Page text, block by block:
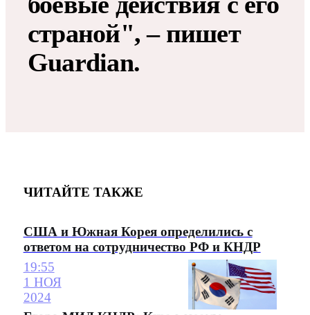
страной", – пишет
Guardian.
ЧИТАЙТЕ ТАКЖЕ
США и Южная Корея определились с
ответом на сотрудничество РФ и КНДР
19:55
1 НОЯ
2024